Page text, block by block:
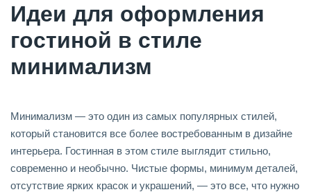
Идеи для оформления
гостиной в стиле
минимализм
Минимализм — это один из самых популярных стилей,
который становится все более востребованным в дизайне
интерьера. Гостинная в этом стиле выглядит стильно,
современно и необычно. Чистые формы, минимум деталей,
отсутствие ярких красок и украшений, — это все, что нужно